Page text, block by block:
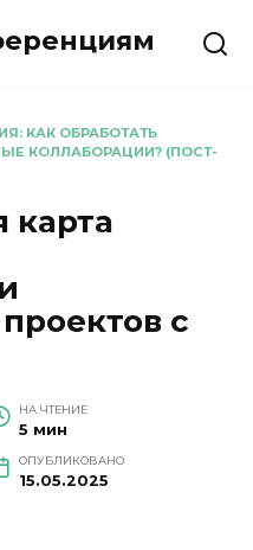
КАК ОБРАБОТАТЬ
КОЛЛАБОРАЦИИ? (ПОСТ-
карта
с
НА ЧТЕНИЕ
5 мин
ОПУБЛИКОВАНО
15.05.2025